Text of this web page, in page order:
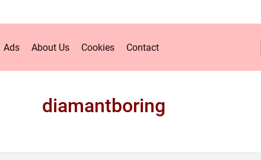
Ads About Us Cookies Contact
diamantboring